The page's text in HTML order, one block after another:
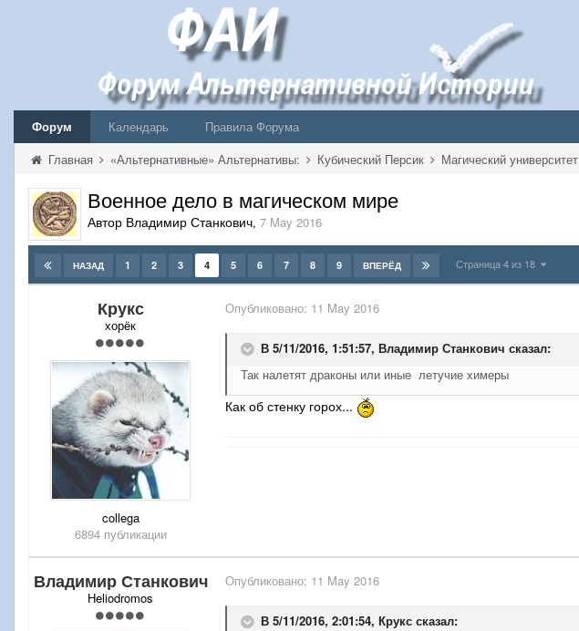
Форум Календарь
Правила Форума
Главная «Альтернативные» Альтернативы: Кубический Персик Магический университет
Военное дело в магическом мире
Автор Владимир Станкович, 7 May 2016
НАЗАД 1 2 3 4 5 6 7 8 9 ВПЕРЁД Страница 4 из 18
Крукс
хорёк
collega
6894 публикации
Опубликовано: 11 May 2016
В 5/11/2016, 1:51:57, Владимир Станкович сказал:
Так налетят драконы или иные летучие химеры
Как об стенку горох...
Владимир Станкович
Heliodromos
Опубликовано: 11 May 2016
В 5/11/2016, 2:01:54, Крукс сказал: